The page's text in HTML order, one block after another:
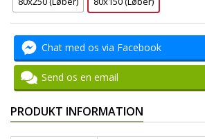
Chat med os via Facebook
Send os en email
PRODUKT INFORMATION